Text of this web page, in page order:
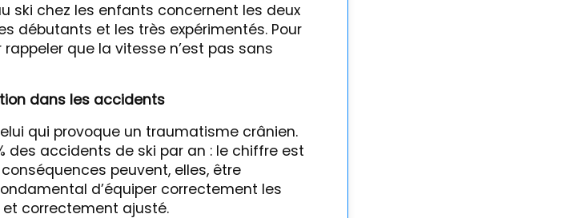
ski chez les enfants concernent les deux
débutants et les très expérimentés. Pour
que la vitesse n’est pas sans
dans les accidents
qui provoque un traumatisme crânien.
des accidents de ski par an : le chiffre est
peuvent, elles, être
d’équiper correctement les
correctement ajusté.